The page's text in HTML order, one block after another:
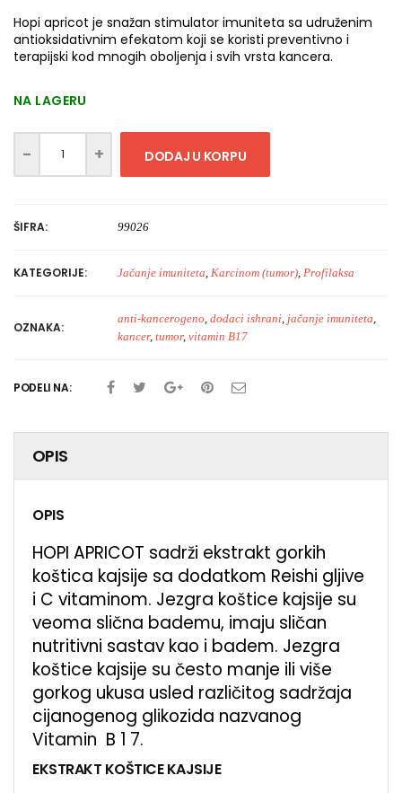
Hopi apricot je snažan stimulator imuniteta sa udruženim
antioksidativnim efekatom koji se koristi preventivno i
terapijski kod mnogih oboljenja i svih vrsta kancera.
NA LAGERU
DODAJ U KORPU
ŠIFRA: 99026
KATEGORIJE: Jačanje imuniteta Karcinom (tumor) Profilaksa
OZNAKA:
anti-kancerogeno dodaci ishrani jačanje imuniteta
kancer, tumor, vitamin B17
PODELI NA:
OPIS
OPIS
HOPI APRICOT sadrži ekstrakt gorkih
koštica kajsije sa dodatkom Reishi gljive
i C vitaminom. Jezgra koštice kajsije su
veoma slična bademu, imaju sličan
nutritivni sastav kao i badem. Jezgra
koštice kajsije su često manje ili više
gorkog ukusa usled različitog sadržaja
cijanogenog glikozida nazvanog
Vitamin B 1 7.
EKSTRAKT KOŠTICE KAJSIJE